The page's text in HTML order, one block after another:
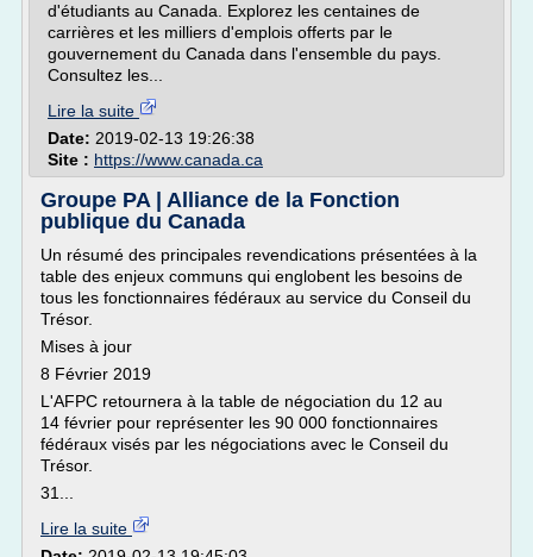
d'étudiants au Canada. Explorez les centaines de
carrières et les milliers d'emplois offerts par le
gouvernement du Canada dans l'ensemble du pays.
Consultez les...
Lire la suite
Date: 2019-02-13 19:26:38
Site : https://www.canada.ca
Groupe PA | Alliance de la Fonction
publique du Canada
Un résumé des principales revendications présentées à la
table des enjeux communs qui englobent les besoins de
tous les fonctionnaires fédéraux au service du Conseil du
Trésor.
Mises à jour
8 Février 2019
L'AFPC retournera à la table de négociation du 12 au
14 février pour représenter les 90 000 fonctionnaires
fédéraux visés par les négociations avec le Conseil du
Trésor.
31...
Lire la suite